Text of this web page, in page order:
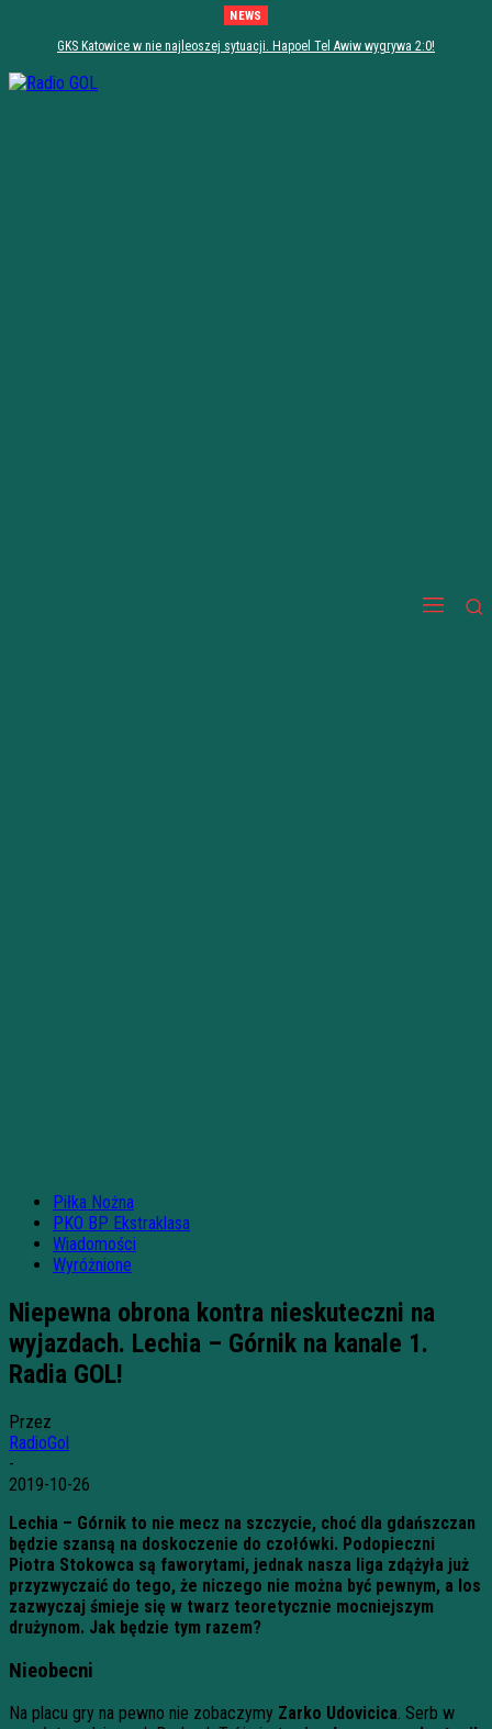
NEWS
GKS Katowice w nie najleoszej sytuacji. Hapoel Tel Awiw wygrywa 2:0!
Piłka Nożna
PKO BP Ekstraklasa
Wiadomości
Wyróżnione
Niepewna obrona kontra nieskuteczni na
wyjazdach. Lechia – Górnik na kanale 1.
Radia GOL!
Przez
RadioGol
-
2019-10-26
Lechia – Górnik to nie mecz na szczycie, choć dla gdańszczan
będzie szansą na doskoczenie do czołówki. Podopieczni
Piotra Stokowca są faworytami, jednak nasza liga zdążyła już
przyzwyczaić do tego, że niczego nie można być pewnym, a los
zazwyczaj śmieje się w twarz teoretycznie mocniejszym
drużynom. Jak będzie tym razem?
Nieobecni
Na placu gry na pewno nie zobaczymy Zarko Udovicica. Serb w